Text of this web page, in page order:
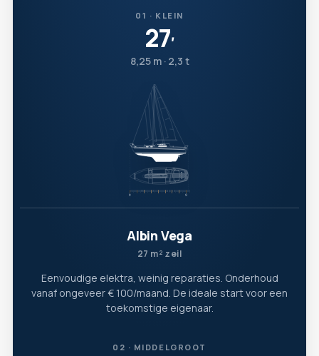
01 · KLEIN
27′
8,25 m · 2,3 t
Albin Vega
27 m² zeil
Eenvoudige elektra, weinig reparaties. Onderhoud
vanaf ongeveer € 100/maand. De ideale start voor een
toekomstige eigenaar.
02 · MIDDELGROOT